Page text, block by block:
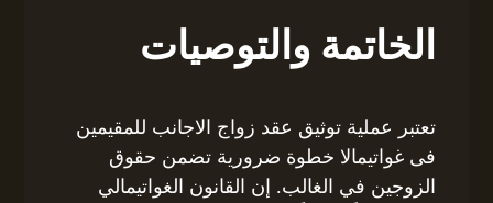
الخاتمة والتوصيات
تعتبر عملية توثيق عقد زواج الاجانب للمقيمين
فى غواتيمالا خطوة ضرورية تضمن حقوق
الزوجين في الغالب. إن القانون الغواتيمالي